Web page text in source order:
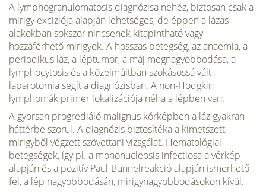
A lymphogranulomatosis diagnózisa nehéz, biztosan csak a
mirigy exciziója alapján lehetséges, de éppen a lázas
alakokban sokszor nincsenek kitapintható vagy
hozzáférhető mirigyek. A hosszas betegség, az anaemia, a
periodikus láz, a léptumor, a máj megnagyobbodása, a
lymphocytosis és a közelmúltban szokásossá vált
laparotomia segít a diagnózisban. A non-Hodgkin
lymphomák primer lokalizációja néha a lépben van.
A gyorsan progrediáló malignus kórképben a láz gyakran
háttérbe szorul. A diagnózis biztosítéka a kimetszett
mirigyből végzett szövettani vizsgálat. Hematológiai
betegségek, így pl. a mononucleosis infectiosa a vérkép
alapján és a pozitív Paul-Bunnelreakció alapján ismerhető
fel, a lép nagyobbodásán, mirigynagyobbodásokon kívül.